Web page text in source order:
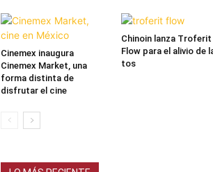
Cinemex inaugura
Cinemex Market, una
forma distinta de
disfrutar el cine
Chinoin lanza Troferit
Flow para el alivio de
tos